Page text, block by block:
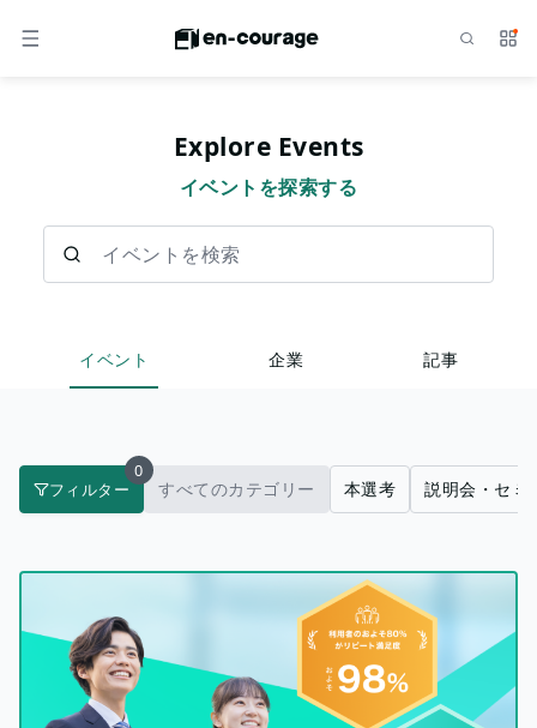
メニュー サ
Explore Events
イベントを探索する
イベント 企業 記事
フィルター
0
すべてのカテゴリー 本選考 説明会・セミ